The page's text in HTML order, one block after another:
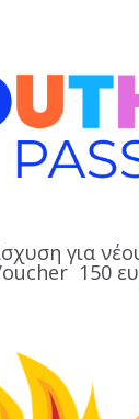
για
150